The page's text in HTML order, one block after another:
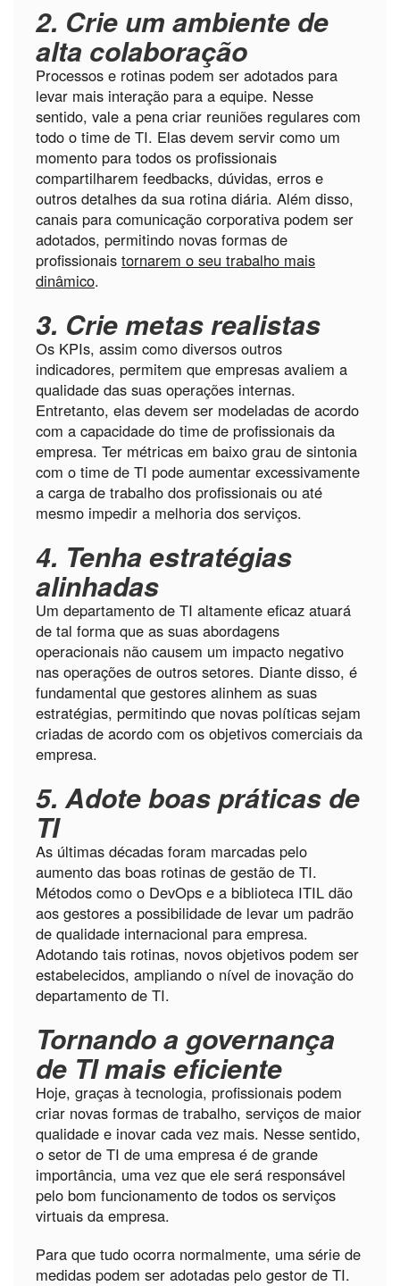
2. Crie um ambiente de
alta colaboração
Processos e rotinas podem ser adotados para
levar mais interação para a equipe. Nesse
sentido, vale a pena criar reuniões regulares com
todo o time de TI. Elas devem servir como um
momento para todos os profissionais
compartilharem feedbacks, dúvidas, erros e
outros detalhes da sua rotina diária. Além disso,
canais para comunicação corporativa podem ser
adotados, permitindo novas formas de
profissionais tornarem o seu trabalho mais
dinâmico.
3. Crie metas realistas
Os KPIs, assim como diversos outros
indicadores, permitem que empresas avaliem a
qualidade das suas operações internas.
Entretanto, elas devem ser modeladas de acordo
com a capacidade do time de profissionais da
empresa. Ter métricas em baixo grau de sintonia
com o time de TI pode aumentar excessivamente
a carga de trabalho dos profissionais ou até
mesmo impedir a melhoria dos serviços.
4. Tenha estratégias
alinhadas
Um departamento de TI altamente eficaz atuará
de tal forma que as suas abordagens
operacionais não causem um impacto negativo
nas operações de outros setores. Diante disso, é
fundamental que gestores alinhem as suas
estratégias, permitindo que novas políticas sejam
criadas de acordo com os objetivos comerciais da
empresa.
5. Adote boas práticas de
TI
As últimas décadas foram marcadas pelo
aumento das boas rotinas de gestão de TI.
Métodos como o DevOps e a biblioteca ITIL dão
aos gestores a possibilidade de levar um padrão
de qualidade internacional para empresa.
Adotando tais rotinas, novos objetivos podem ser
estabelecidos, ampliando o nível de inovação do
departamento de TI.
Tornando a governança
de TI mais eficiente
Hoje, graças à tecnologia, profissionais podem
criar novas formas de trabalho, serviços de maior
qualidade e inovar cada vez mais. Nesse sentido,
o setor de TI de uma empresa é de grande
importância, uma vez que ele será responsável
pelo bom funcionamento de todos os serviços
virtuais da empresa.
Para que tudo ocorra normalmente, uma série de
medidas podem ser adotadas pelo gestor de TI.